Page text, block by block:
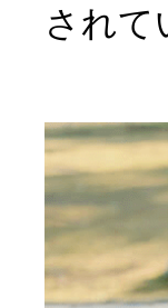
されて